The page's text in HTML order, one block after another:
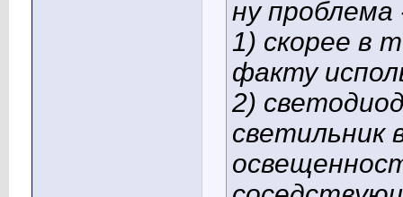
ну проблема
1) скорее в
факту
2)
светильник